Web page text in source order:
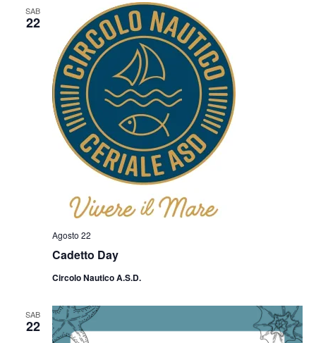
SAB
22
Cadetto Day
Agosto 22
Circolo Nautico A.S.D.
SAB
22